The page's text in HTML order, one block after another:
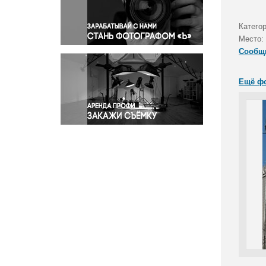
Правосудие
Происшествия и конфликты
Религия
Светская жизнь
Спорт
Экология
Экономика и бизнес
Место:
Ещё